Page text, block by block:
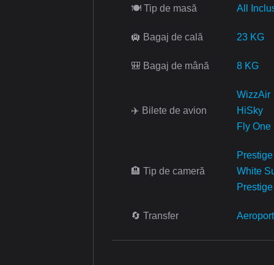
🍽 Tip de masă All
🛄 Bagaj de cală 23 KG
🎒 Bagaj de mână 8 KG
✈️ Bilete de avion
WizzAir
HiSky
Fly One
🏨 Tip de cameră
White
🔄 Transfer